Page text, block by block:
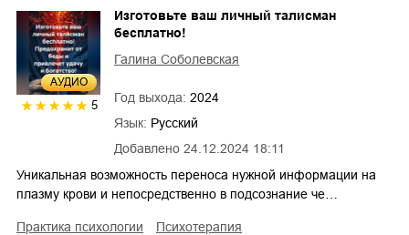
AУДИО
5
Добавлено 24.12.2024 18:11
Изготовьте ваш личный талисман
бесплатно!
Галина Соболевская
Год выхода: 2024
Язык: Русский
Уникальная возможность переноса нужной информации на
плазму крови и непосредственно в подсознание че…
практика психологии
психотерапия